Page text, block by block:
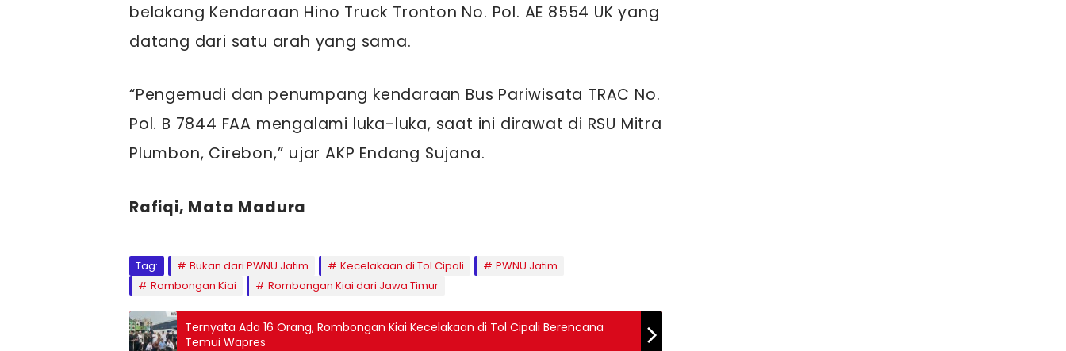
belakang Kendaraan Hino Truck Tronton No. Pol. AE 8554 UK yang
datang dari satu arah yang sama.
“Pengemudi dan penumpang kendaraan Bus Pariwisata TRAC No.
Pol. B 7844 FAA mengalami luka-luka, saat ini dirawat di RSU Mitra
Plumbon, Cirebon,” ujar AKP Endang Sujana.
Rafiqi, Mata Madura
Tag: Bukan dari PWNU Jatim Kecelakaan di Tol Cipali
PWNU Jatim
Rombongan Kiai
Rombongan Kiai dari Jawa Timur
Ternyata Ada 16 Orang, Rombongan Kiai Kecelakaan di Tol Cipali Berencana
Temui Wapres